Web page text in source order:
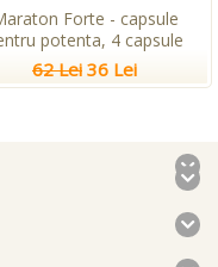
Forte - capsule
potenta, 4 capsule
62 Lei 36 Lei